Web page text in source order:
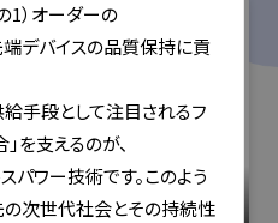
1）オーダーの
デバイスの品質保持に貢
手段として注目されるフ
を支えるのが、
パワー技術です。このよう
の次世代社会とその持続性